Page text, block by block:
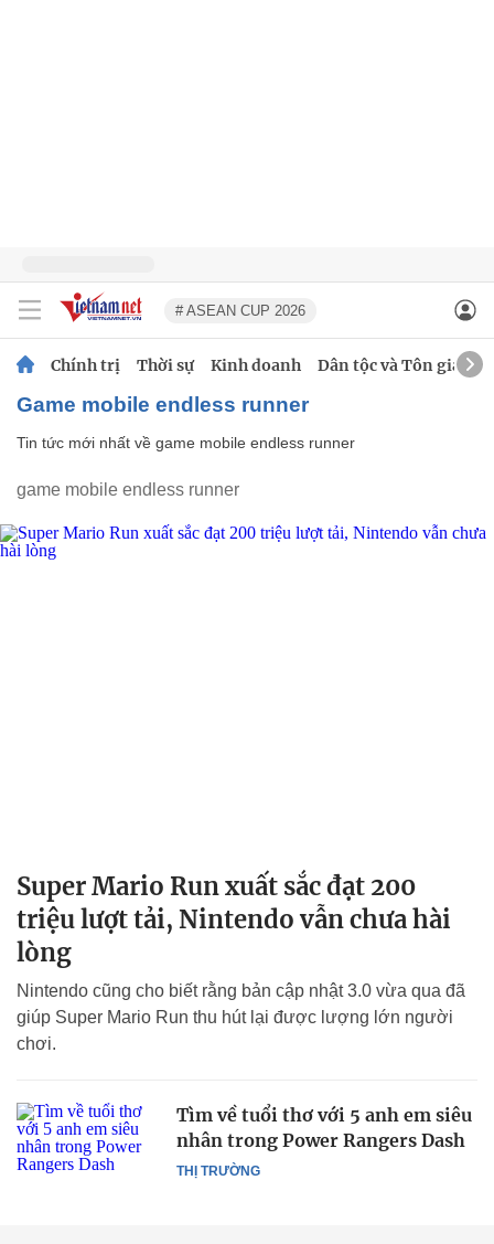
# ASEAN CUP 2026
Chính trị Thời sự Kinh doanh Dân tộc và Tôn giáo
game mobile endless runner
Tin tức mới nhất về game mobile endless runner
game mobile endless runner
Super Mario Run xuất sắc đạt 200
triệu lượt tải, Nintendo vẫn chưa hài
lòng
Nintendo cũng cho biết rằng bản cập nhật 3.0 vừa qua đã
giúp Super Mario Run thu hút lại được lượng lớn người
chơi.
THỊ TRƯỜNG
Tìm về tuổi thơ với 5 anh em siêu
nhân trong Power Rangers Dash